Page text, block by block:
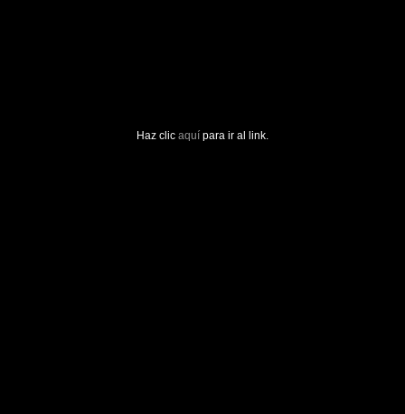
Haz clic aquí para ir al link.